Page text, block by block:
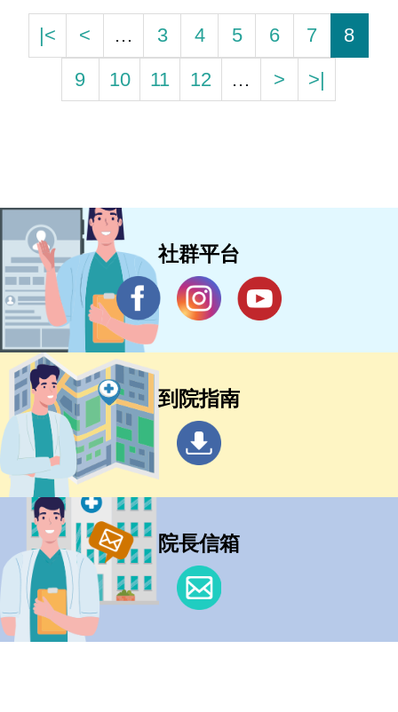
|< < … 3 4 5 6 7
8
9
10 11 12 … > >|
社群平台
到院指南
院長信箱